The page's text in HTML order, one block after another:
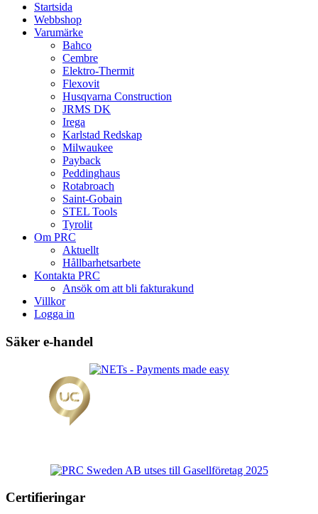
Startsida
Webbshop
Varumärke
Bahco
Cembre
Elektro-Thermit
Flexovit
Husqvarna Construction
JRMS DK
Irega
Karlstad Redskap
Milwaukee
Payback
Peddinghaus
Rotabroach
Saint-Gobain
STEL Tools
Tyrolit
Om PRC
Aktuellt
Hållbarhetsarbete
Kontakta PRC
Ansök om att bli fakturakund
Villkor
Logga in
Säker e-handel
Certifieringar